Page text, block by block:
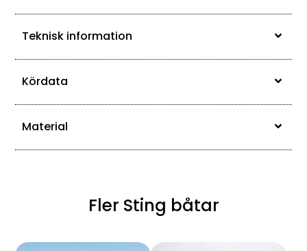
Teknisk information
Kördata
Material
Fler Sting båtar